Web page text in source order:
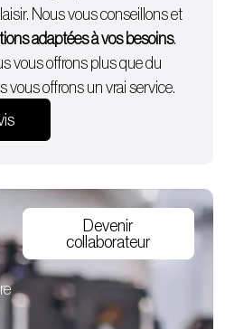
Nous vous conseillons et
adaptées à vos besoins.
vous offrons plus que du
vous offrons un vrai service.
Devenir
collaborateur